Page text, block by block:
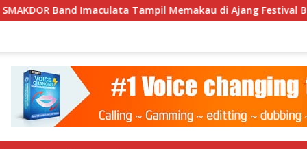
Memakau di Ajang Festival Bale Nagi Keempat